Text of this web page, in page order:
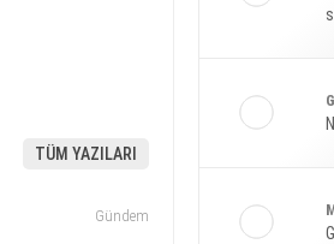
TÜM YAZILARI
Gündem